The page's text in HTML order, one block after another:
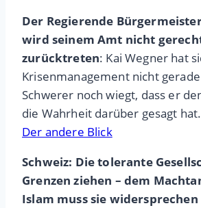
Der Regierende
wird seinem Amt nicht
zurücktreten: Kai Wegner hat
Krisenmanagement nicht
Schwerer noch wiegt, dass er
die Wahrheit darüber gesagt hat.
Der andere Blick
Schweiz: Die tolerante
Grenzen ziehen – dem
Islam muss sie widersprechen